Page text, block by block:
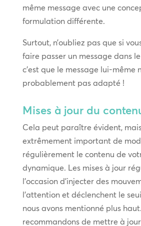
même message avec une
formulation différente.
Surtout, n’oubliez pas que si
faire passer un message dans
c’est que le message lui-même
probablement pas adapté !
Mises à jour du
Cela peut paraître évident,
extrêmement important de
régulièrement le contenu de
dynamique. Les mises à jour
l’occasion d’injecter des
l’attention et déclenchent le
nous avons mentionné plus
recommandons de mettre à